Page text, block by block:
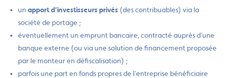
un apport d’investisseurs privés (des contribuables) via la
société de portage ;
éventuellement un emprunt bancaire, contracté auprès d’une
banque externe (ou via une solution de financement proposée
par le monteur en défiscalisation) ;
parfois une part en fonds propres de l’entreprise bénéficiaire